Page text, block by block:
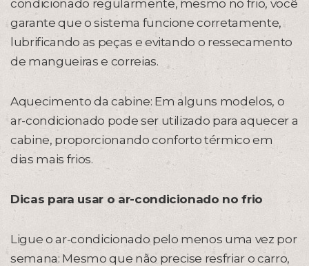
condicionado regularmente, mesmo no frio, você
garante que o sistema funcione corretamente,
lubrificando as peças e evitando o ressecamento
de mangueiras e correias.
Aquecimento da cabine: Em alguns modelos, o
ar-condicionado pode ser utilizado para aquecer a
cabine, proporcionando conforto térmico em
dias mais frios.
Dicas para usar o ar-condicionado no frio
Ligue o ar-condicionado pelo menos uma vez por
semana: Mesmo que não precise resfriar o carro,